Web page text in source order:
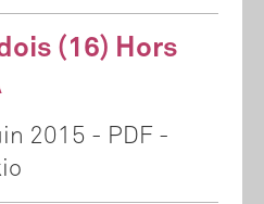
(16) Hors
2015 - PDF -